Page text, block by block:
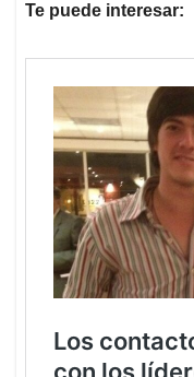
Te puede interesar: